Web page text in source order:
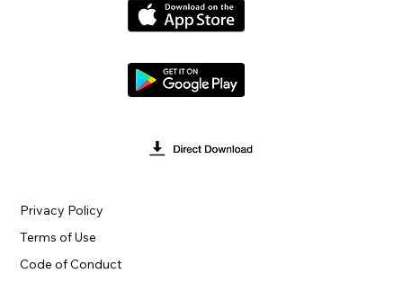
Terms of Use
Privacy Policy
Code of Conduct